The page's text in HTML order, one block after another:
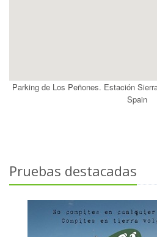
Parking de Los Peñones. Estación
Spain
Pruebas destacadas